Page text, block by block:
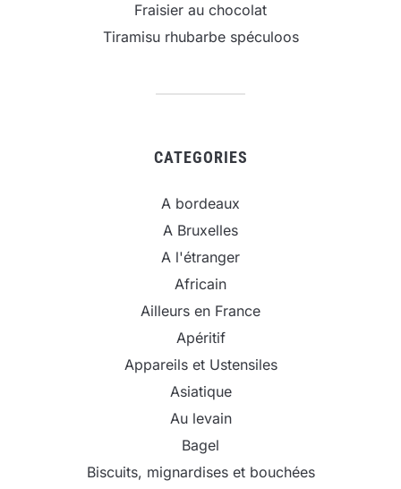
Fraisier au chocolat
Tiramisu rhubarbe spéculoos
CATEGORIES
A bordeaux
A Bruxelles
A l'étranger
Africain
Ailleurs en France
Apéritif
Appareils et Ustensiles
Asiatique
Au levain
Bagel
Biscuits, mignardises et bouchées